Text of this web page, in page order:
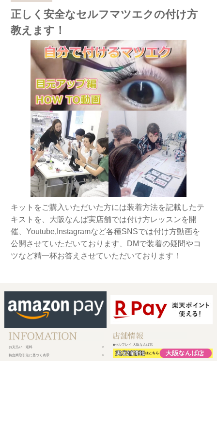
正しく安全なセルフマツエクの付け方
教えます！
キットをご購入いただいた方には装着方法を記載したテ
キストを、大阪なんば実店舗では付け方レッスンを開
催、Youtube,Instagramなど各種SNSでは付け方動画を
公開させていただいております、DMで装着の疑問やコ
ツなど精一杯お答えさせていただいております！
お支払い・送料
特定商取引法に基づく表示
■セルフレイ 大阪なんば店